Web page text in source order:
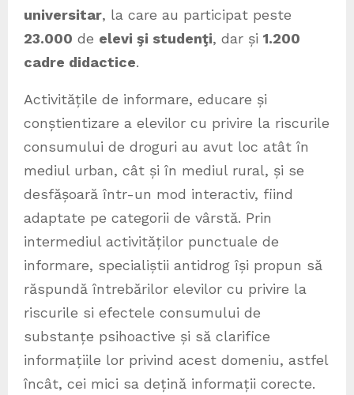
universitar, la care au participat peste
23.000 de elevi şi studenţi, dar și 1.200
cadre didactice.
Activitățile de informare, educare și
conștientizare a elevilor cu privire la riscurile
consumului de droguri au avut loc atât în
mediul urban, cât și în mediul rural, și se
desfășoară într-un mod interactiv, fiind
adaptate pe categorii de vârstă. Prin
intermediul activităților punctuale de
informare, specialiștii antidrog își propun să
răspundă întrebărilor elevilor cu privire la
riscurile si efectele consumului de
substanțe psihoactive și să clarifice
informațiile lor privind acest domeniu, astfel
încât, cei mici sa dețină informații corecte.